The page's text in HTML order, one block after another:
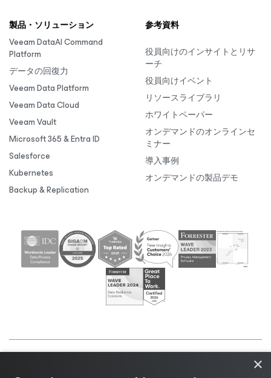
製品・ソリューション
Veeam DataAI Command
Platform
データの回復力
Veeam Data Platform
Veeam Data Cloud
Veeam Vault
Microsoft 365 & Entra ID
Salesforce
Kubernetes
Backup & Replication
参考資料
役員向けのインサイトとリサ
ーチ
役員向けイベント
リソースライブラリ
ホワイトペーパー
オンデマンドのオンラインセ
ミナー
導入事例
オンデマンドの製品デモ
プライバシーに関する通
×